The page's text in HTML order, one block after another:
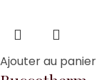
Ajouter au panier